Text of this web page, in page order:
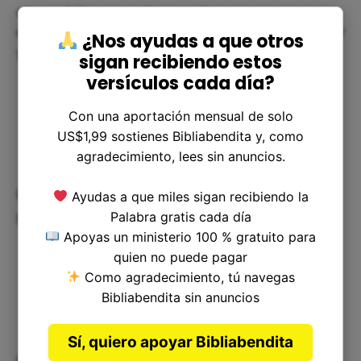
otros, abrimos nuestras puertas y corazones a
ellos, y podemos aprender y crecer juntos en amor
y hospitalidad.
Cómo aplicar la hospitalidad en
nuestra vida cotidiana
¿Nos ayudas a que otros
sigan recibiendo estos
versículos cada día?
Con una aportación mensual de solo
US$1,99 sostienes Bibliabendita y, como
agradecimiento, lees sin anuncios.
Ayudas a que miles sigan recibiendo la
Palabra gratis cada día
Apoyas un ministerio 100 % gratuito para
quien no puede pagar
Como agradecimiento, tú navegas
Bibliabendita sin anuncios
Sí, quiero apoyar Bibliabendita